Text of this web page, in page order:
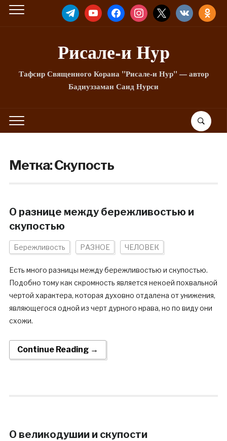
TELEGRAMYOUTUBEFACEBOOKINSTAGRAM
X VKONTAKTE
Рисале-и Hyp
Тафсир Священного Корана "Рисале-и Нур" — автор
Бадиуззаман Саид Нурси
Метка:Скупость
О разнице между бережливостью и
скупостью
Бережливость РАЗНОЕ ЧЕЛОВЕК
Есть много разницы между бережливостью и скупостью.
Подобно тому как скромность является некоей похвальной
чертой характера, которая духовно отдалена от унижения,
являющегося одной из черт дурного нрава, но по виду они
схожи.
Continue Reading →
О великодушии и скупости